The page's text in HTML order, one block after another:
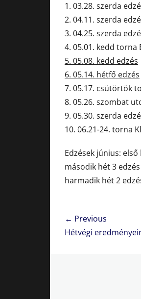
1. 03.28. szerda
2. 04.11. szerda
3. 04.25. szerda
4. 05.01. kedd torna
5. 05.08. kedd edzés
6. 05.14. hétfő edzés
7. 05.17. csütörtök
8. 05.26. szombat
9. 05.30. szerda
10. 06.21-24. torna
Edzések június:
második hét 3
harmadik hét 2
Bejegyzés
navigáció
← Previous
Previous
Hétvégi